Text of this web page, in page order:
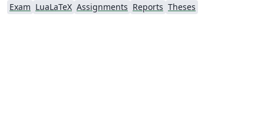
Exam LuaLaTeX Assignments Reports Theses